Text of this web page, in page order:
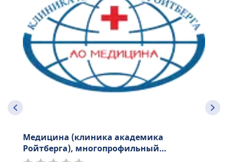
Медицина (клиника академика
Ройтберга), многопрофильный